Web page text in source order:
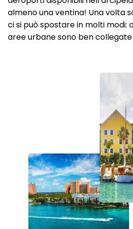
almeno una ventina! Una volta
ci si può spostare in molti modi:
aree urbane sono ben